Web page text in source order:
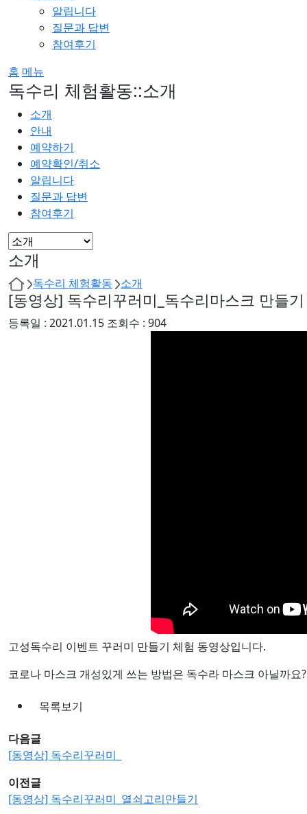
알립니다
질문과 답변
참여후기
홈 메뉴
독수리 체험활동::소개
소개
안내
예약하기
예약확인/취소
알립니다
질문과 답변
참여후기
소개
독수리 체험활동 소개
[동영상] 독수리꾸러미_독수리마스크 만들기
등록일 : 2021.01.15 조회수 : 904
고성독수리 이벤트 꾸러미 만들기 체험 동영상입니다.
코로나 마스크 개성있게 쓰는 방법은 독수라 마스크 아닐까요?
목록보기
다음글
[동영상] 독수리꾸러미_
이전글
[동영상] 독수리꾸러미_열쇠고리만들기